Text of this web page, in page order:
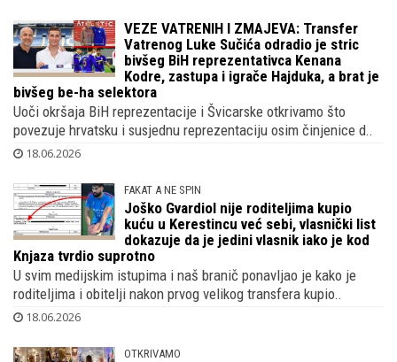
VEZE VATRENIH I ZMAJEVA: Transfer
Vatrenog Luke Sučića odradio je stric
bivšeg BiH reprezentativca Kenana
Kodre, zastupa i igrače Hajduka, a brat je
bivšeg be-ha selektora
Uoči okršaja BiH reprezentacije i Švicarske otkrivamo što
povezuje hrvatsku i susjednu reprezentaciju osim činjenice d..
18.06.2026
FAKAT A NE SPIN
Joško Gvardiol nije roditeljima kupio
kuću u Kerestincu već sebi, vlasnički list
dokazuje da je jedini vlasnik iako je kod
Knjaza tvrdio suprotno
U svim medijskim istupima i naš branič ponavljao je kako je
roditeljima i obitelji nakon prvog velikog transfera kupio..
18.06.2026
OTKRIVAMO